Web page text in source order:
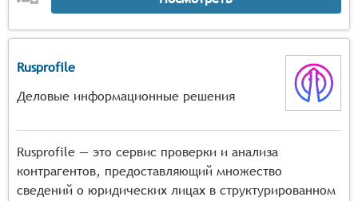
Rusprofile
Деловые информационные решения
Rusprofile — это сервис проверки и анализа
контрагентов, предоставляющий множество
сведений о юридических лицах в структурированном